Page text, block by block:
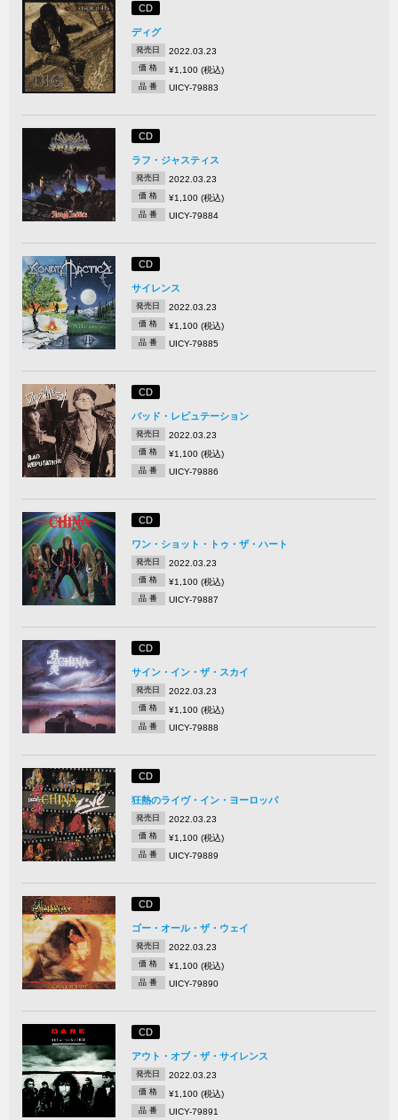
CD
ディグ
発売日 2022.03.23
価 格 ¥1,100 (税込)
品 番 UICY-79883
CD
ラフ・ジャスティス
発売日 2022.03.23
価 格 ¥1,100 (税込)
品 番 UICY-79884
CD
サイレンス
発売日 2022.03.23
価 格 ¥1,100 (税込)
品 番 UICY-79885
CD
バッド・レピュテーション
発売日 2022.03.23
価 格 ¥1,100 (税込)
品 番 UICY-79886
CD
ワン・ショット・トゥ・ザ・ハート
発売日 2022.03.23
価 格 ¥1,100 (税込)
品 番 UICY-79887
CD
サイン・イン・ザ・スカイ
発売日 2022.03.23
価 格 ¥1,100 (税込)
品 番 UICY-79888
CD
狂熱のライヴ・イン・ヨーロッパ
発売日 2022.03.23
価 格 ¥1,100 (税込)
品 番 UICY-79889
CD
ゴー・オール・ザ・ウェイ
発売日 2022.03.23
価 格 ¥1,100 (税込)
品 番 UICY-79890
CD
アウト・オブ・ザ・サイレンス
発売日 2022.03.23
価 格 ¥1,100 (税込)
品 番 UICY-79891